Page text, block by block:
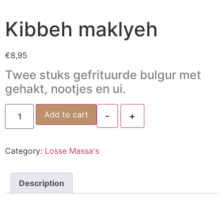
Kibbeh maklyeh
€8,95
Twee stuks gefrituurde bulgur met
gehakt, nootjes en ui.
- +
Add to cart
Category: Losse Massa's
Description